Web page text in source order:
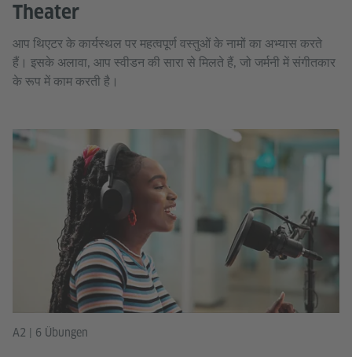
Theater
आप थिएटर के कार्यस्थल पर महत्वपूर्ण वस्तुओं के नामों का अभ्यास करते
हैं। इसके अलावा, आप स्वीडन की सारा से मिलते हैं, जो जर्मनी में संगीतकार
के रूप में काम करती है।
A2 | 6 Übungen